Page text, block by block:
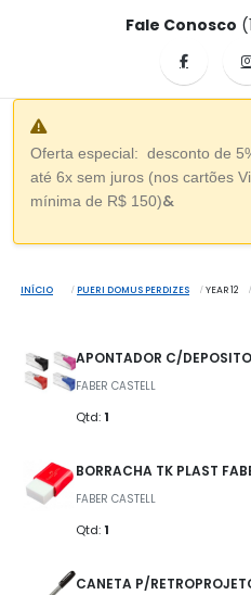
Fale Conosco
Oferta especial: desconto de
até 6x sem juros (nos cartões
mínima de R$ 150)&
INÍCIO PUERI DOMUS PERDIZES YEAR 12
APONTADOR C/
FABER CASTELL
Qtd: 1
BORRACHA TK PLAST
FABER CASTELL
Qtd: 1
CANETA P/